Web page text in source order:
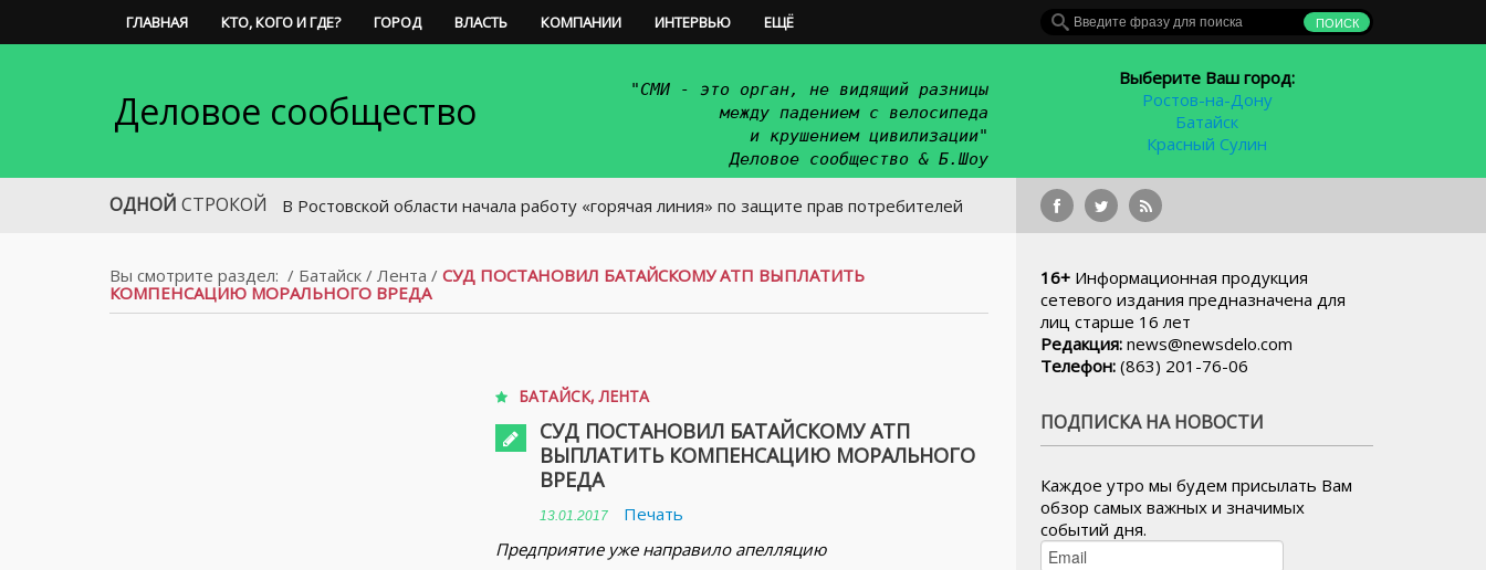
ГЛАВНАЯ КТО, КОГО И ГДЕ? ГОРОД ВЛАСТЬ КОМПАНИИ ИНТЕРВЬЮ ЕЩЁ
Деловое сообщество
"СМИ - это орган, не видящий разницы
между падением с велосипеда
и крушением цивилизации"
Деловое сообщество & Б.Шоу
Выберите Ваш город:
Ростов-на-Дону
Батайск
Красный Сулин
ОДНОЙ СТРОКОЙ
В Ростовской области начала работу «горячая линия» по защите прав потребителей
Вы смотрите раздел: / Батайск / Лента / СУД ПОСТАНОВИЛ БАТАЙСКОМУ АТП ВЫПЛАТИТЬ
КОМПЕНСАЦИЮ МОРАЛЬНОГО ВРЕДА
БАТАЙСК,ЛЕНТА
СУД ПОСТАНОВИЛ БАТАЙСКОМУ АТП
ВЫПЛАТИТЬ КОМПЕНСАЦИЮ МОРАЛЬНОГО
ВРЕДА
13.01.2017
Печать
Предприятие уже направило апелляцию
16+ Информационная продукция
сетевого издания предназначена для
лиц старше 16 лет
Редакция: news@newsdelo.com
Телефон: (863) 201-76-06
ПОДПИСКА НА НОВОСТИ
Каждое утро мы будем присылать Вам
обзор самых важных и значимых
событий дня.